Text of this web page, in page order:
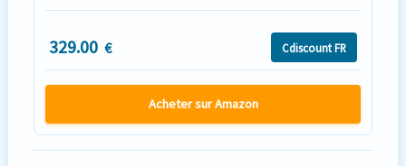
329.00 € Cdiscount FR
Acheter sur Amazon